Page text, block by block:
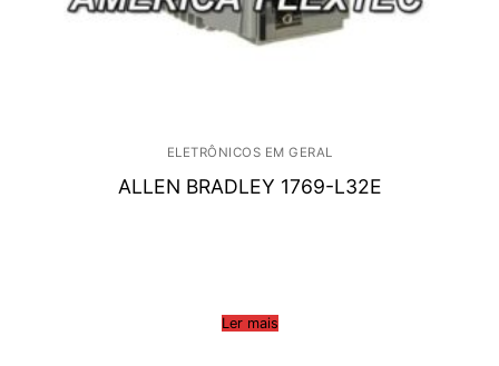
ELETRÔNICOS EM GERAL
ALLEN BRADLEY 1769-L32E
Ler mais